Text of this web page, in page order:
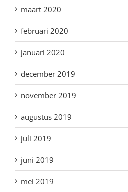
maart 2020
februari 2020
januari 2020
december 2019
november 2019
augustus 2019
juli 2019
juni 2019
mei 2019